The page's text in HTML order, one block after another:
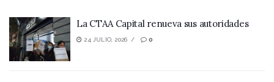
La CTAA Capital renueva sus autoridades
24 JULIO, 2026 0